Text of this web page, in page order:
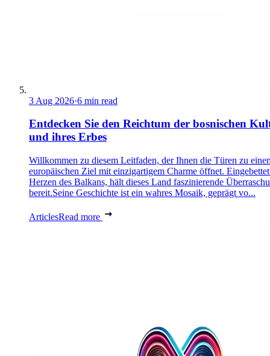
3 Aug 2026·6 min read
Entdecken Sie den Reichtum der bosnischen
und ihres Erbes
Willkommen zu diesem Leitfaden, der Ihnen die Türen zu
europäischen Ziel mit einzigartigem Charme öffnet.
Herzen des Balkans, hält dieses Land faszinierende
bereit.Seine Geschichte ist ein wahres Mosaik, geprägt vo...
ArticlesRead more